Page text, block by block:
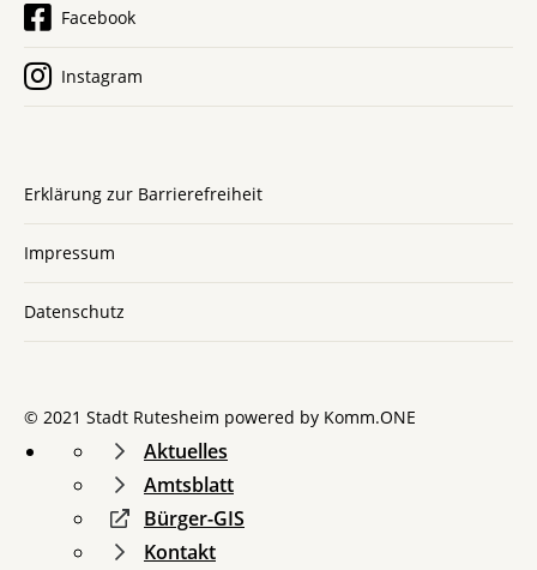
Facebook
Instagram
Erklärung zur Barrierefreiheit
Impressum
Datenschutz
© 2021 Stadt Rutesheim powered by Komm.ONE
Aktuelles
Amtsblatt
Bürger-GIS
Kontakt